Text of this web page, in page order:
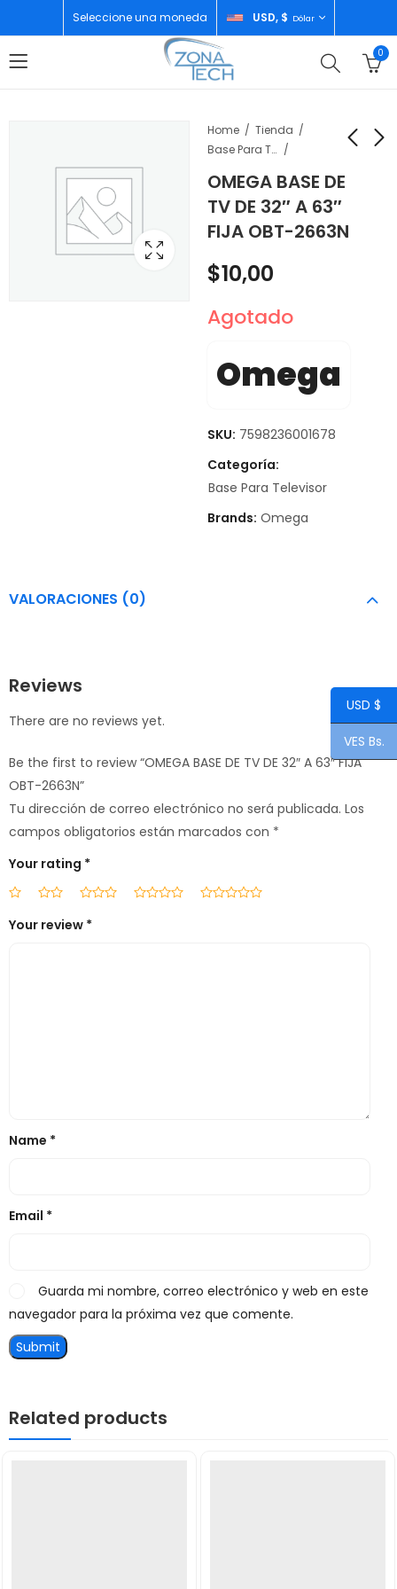
Seleccione una moneda USD, $ Dólar
0
Home
Tienda
Base Para Televisor
OMEGA BASE DE
TV DE 32″ A 63″
FIJA OBT-2663N
TINTA NEGRA T554
(L1110, L3110, L3150,
$15,00
12/128GB OBSIDIAN
$ 615,00
$10,00
Agotado
Omega
SKU: 7598236001678
Categoría:
Base Para Televisor
Brands: Omega
VALORACIONES (0)
Reviews
There are no reviews yet.
Be the first to review “OMEGA BASE DE TV DE 32″ A 63″ FIJA
OBT-2663N”
Tu dirección de correo electrónico no será publicada. Los
campos obligatorios están marcados con *
Your rating *
Your review *
Name *
Email *
Guarda mi nombre, correo electrónico y web en este
navegador para la próxima vez que comente.
Related products
USD $
VES Bs.